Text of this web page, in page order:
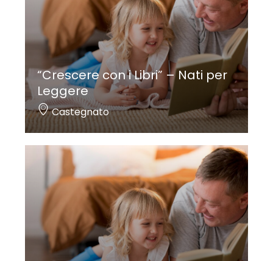
“Crescere con i Libri” – Nati per
Leggere
Castegnato